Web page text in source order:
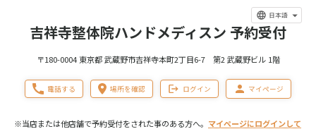
日本語
吉祥寺整体院ハンドメディスン 予約受付
〒180-0004 東京都 武蔵野市吉祥寺本町2丁目6-7 第2 武蔵野ビル 1階
電話する 場所を確認 ログイン マイページ
※当店または他店舗で予約受付をされた事のある方へ。 マイページにログインして